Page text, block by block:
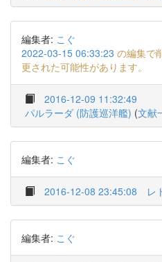
編集者: こぐ
2022-03-15 06:33:23 の編集で
更された可能性があります。
2016-12-09 11:32:49
パルラーダ (防護巡洋艦) (文献
編集者: こぐ
2016-12-08 23:45:08 レ
編集者: こぐ